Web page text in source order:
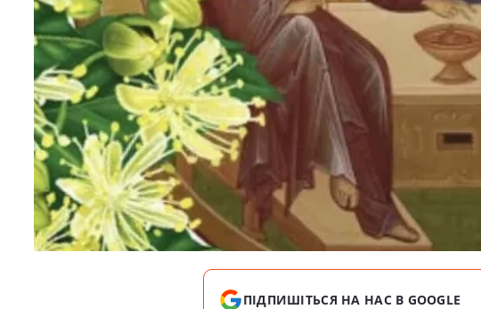
ПІДПИШІТЬСЯ НА НАС В GOOGLE